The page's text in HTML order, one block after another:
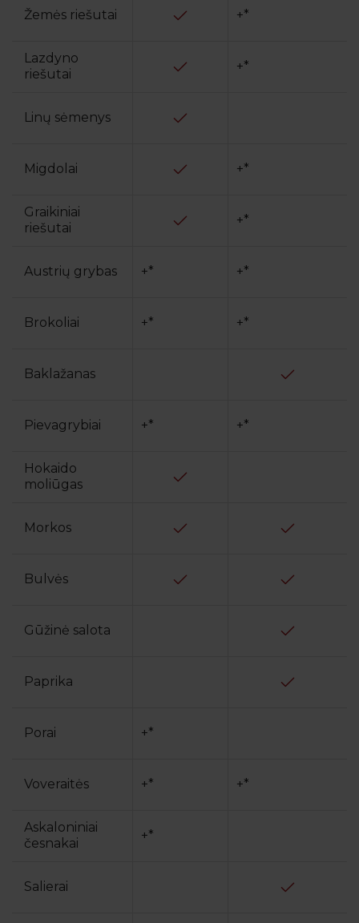
Žemės riešutai +*
Lazdyno
riešutai
+*
Linų sėmenys
Migdolai +*
Graikiniai
riešutai
+*
Austrių grybas +* +*
Brokoliai +* +*
Baklažanas
Pievagrybiai +* +*
Hokaido
moliūgas
Morkos
Bulvės
Gūžinė salota
Paprika
Porai +*
Voveraitės +* +*
Askaloniniai
česnakai
+*
Salierai